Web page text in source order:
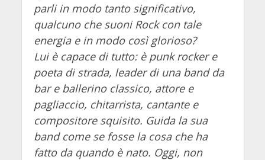
parli in modo tanto significativo,
qualcuno che suoni Rock con tale
energia e in modo così glorioso?
Lui è capace di tutto: è punk rocker e
poeta di strada, leader di una band da
bar e ballerino classico, attore e
pagliaccio, chitarrista, cantante e
compositore squisito. Guida la sua
band come se fosse la cosa che ha
fatto da quando è nato. Oggi, non